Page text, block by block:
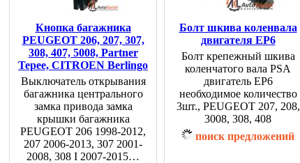
Кнопка багажника
PEUGEOT 206, 207, 307,
308, 407, 5008, Partner
Tepee, CITROEN Berlingo
Выключатель открывания
багажника центрального
замка привода замка
крышки багажника
PEUGEOT 206 1998-2012,
207 2006-2013, 307 2001-
2008, 308 I 2007-2015…
Болт шкива коленвала
двигателя EP6
Болт крепежный шкива
коленчатого вала PSA
двигатель EP6
необходимое количество
3шт., PEUGEOT 207, 208,
3008, 308, 408
поиск предложений